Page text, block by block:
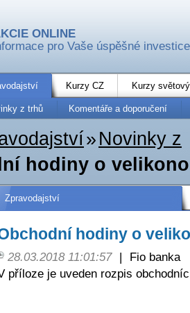
ONLINE
pro Vaše úspěšné investice
Kurzy CZ Kurzy
z trhů Komentáře a doporučení
» Novinky z
hodiny o
Zpravodajství
hodiny o
28.03.2018 11:01:57 |
Fio banka
příloze je uveden rozpis